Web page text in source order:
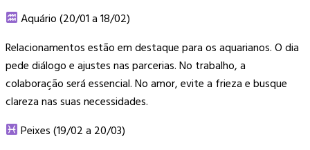
Aquário (20/01 a 18/02)
Relacionamentos estão em destaque para os aquarianos. O dia
pede diálogo e ajustes nas parcerias. No trabalho, a
colaboração será essencial. No amor, evite a frieza e busque
clareza nas suas necessidades.
Peixes (19/02 a 20/03)